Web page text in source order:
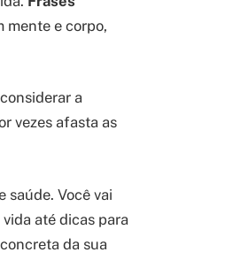
mente e corpo,
a
vezes afasta as
saúde. Você vai
até dicas para
da sua